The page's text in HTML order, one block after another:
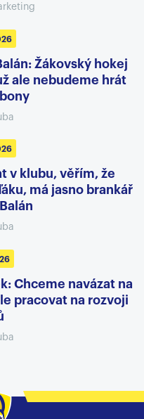
Žákovský hokej
ale nebudeme hrát
v klubu, věřím, že
má jasno brankář
Chceme navázat na
pracovat na rozvoji